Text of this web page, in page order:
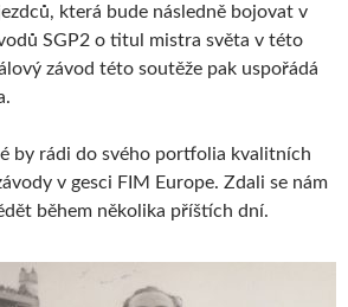
která bude následně bojovat v
SGP2 o titul mistra světa v této
závod této soutěže pak uspořádá
by rádi do svého portfolia kvalitních
v gesci FIM Europe. Zdali se nám
během několika příštích dní.